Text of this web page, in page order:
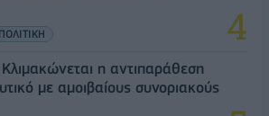
ΠΟΛΙΤΙΚΗ
Κλιμακώνεται η αντιπαράθεση
με αμοιβαίους συνοριακούς